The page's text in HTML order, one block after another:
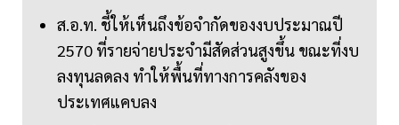
ส.อ.ท. ชี้ให้เห็นถึงข้อจำกัดของงบประมาณปี
2570 ที่รายจ่ายประจำมีสัดส่วนสูงขึ้น ขณะที่งบ
ลงทุนลดลง ทำให้พื้นที่ทางการคลังของ
ประเทศแคบลง